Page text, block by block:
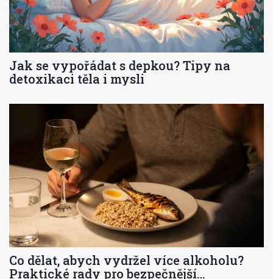
Jak se vypořádat s depkou? Tipy na
detoxikaci těla i mysli
Co dělat, abych vydržel více alkoholu?
Praktické rady pro bezpečnější